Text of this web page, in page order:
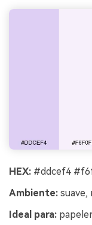
HEX: #ddcef4
Ambiente: suave,
Ideal para: